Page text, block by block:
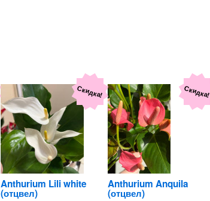
Скидка!
Anthurium Lili white
(отцвел)
Скидка!
Anthurium Anquila
(отцвел)